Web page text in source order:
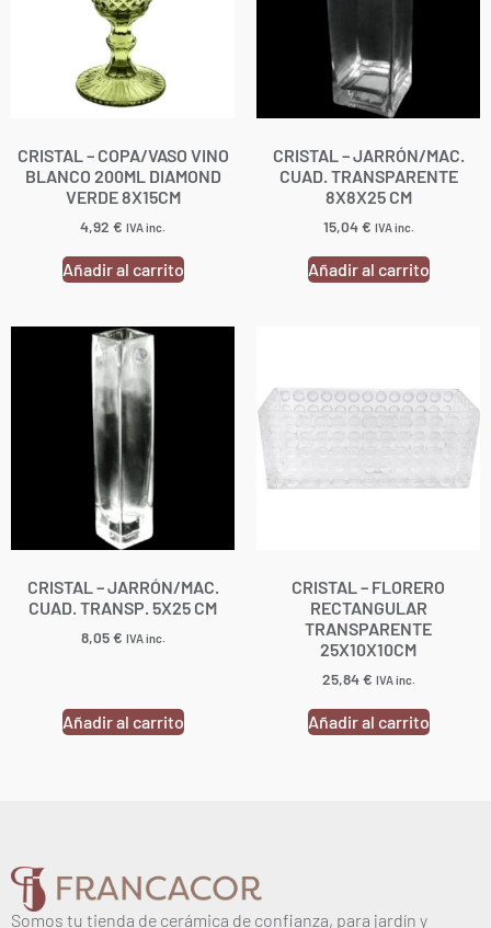
CRISTAL – COPA/VASO VINO
BLANCO 200ML DIAMOND
VERDE 8X15CM
4,92 € IVA inc.
Añadir al carrito
CRISTAL – JARRÓN/MAC.
CUAD. TRANSPARENTE
8X8X25 CM
15,04€ IVA inc.
Añadir al carrito
CRISTAL – JARRÓN/MAC.
CUAD. TRANSP. 5X25 CM
8,05€ IVA inc.
Añadir al carrito
CRISTAL – FLORERO
RECTANGULAR
TRANSPARENTE
25X10X10CM
25,84€ IVA inc.
Añadir al carrito
Somos tu tienda de cerámica de confianza, para jardín y